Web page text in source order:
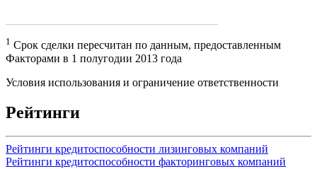
1 Срок сделки пересчитан по данным, предоставленным
Факторами в 1 полугодии 2013 года
Условия использования и ограничение ответственности
Рейтинги
Рейтинги кредитоспособности лизинговых компаний
Рейтинги кредитоспособности факторинговых компаний